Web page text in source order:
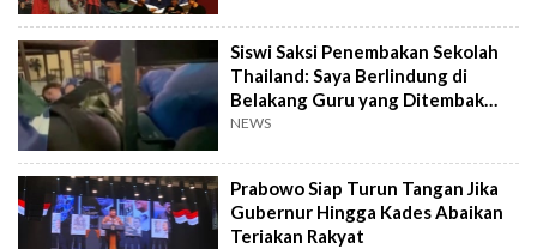
Siswi Saksi Penembakan Sekolah
Thailand: Saya Berlindung di
Belakang Guru yang Ditembak
Mati
NEWS
Prabowo Siap Turun Tangan Jika
Gubernur Hingga Kades Abaikan
Teriakan Rakyat